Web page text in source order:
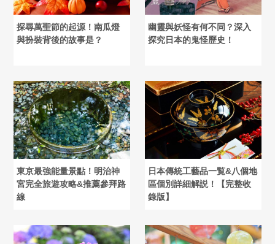
探尋萬聖節的起源！南瓜燈
與扮裝背後的故事是？
幽靈與妖怪有何不同？深入
探究日本的鬼怪歷史！
東京最強能量景點！明治神
宮完全旅遊攻略&推薦參拜路
線
日本傳統工藝品一覧&八個地
區個別詳細解説！【完整收
錄版】